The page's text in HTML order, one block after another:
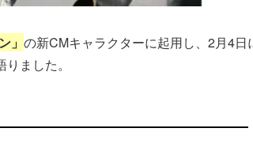
」 の新CMキャラクターに起用し、2月4日
ました。